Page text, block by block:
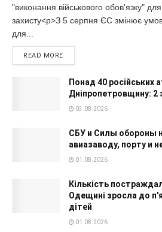
"виконання військового обов'язку"
захисту<p>З 5 серпня ЄС змінює
для...
READ MORE
Понад 40 російських
Дніпропетровщину: 2
03.08.2026
СБУ и Силы обороны
авиазаводу, порту и
01.08.2026
Кількість
Одещині зросла до
дітей
01.08.2026